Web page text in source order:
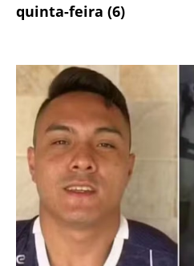
quinta-feira (6)